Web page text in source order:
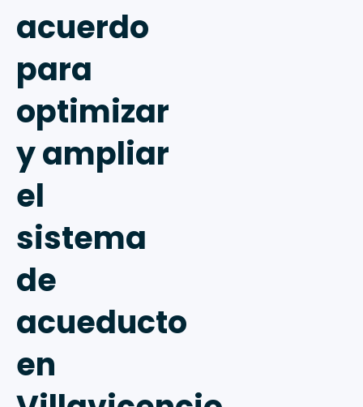
acuerdo
para
optimizar
y ampliar
el
sistema
de
acueducto
en